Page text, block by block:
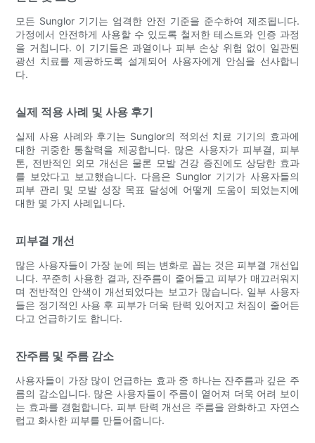
모든 Sunglor 기기는 엄격한 안전 기준을 준수하여 제조됩니다.
가정에서 안전하게 사용할 수 있도록 철저한 테스트와 인증 과정
을 거칩니다. 이 기기들은 과열이나 피부 손상 위험 없이 일관된
광선 치료를 제공하도록 설계되어 사용자에게 안심을 선사합니
다.
실제 적용 사례 및 사용 후기
실제 사용 사례와 후기는 Sunglor의 적외선 치료 기기의 효과에
대한 귀중한 통찰력을 제공합니다. 많은 사용자가 피부결, 피부
톤, 전반적인 외모 개선은 물론 모발 건강 증진에도 상당한 효과
를 보았다고 보고했습니다. 다음은 Sunglor 기기가 사용자들의
피부 관리 및 모발 성장 목표 달성에 어떻게 도움이 되었는지에
대한 몇 가지 사례입니다.
피부결 개선
많은 사용자들이 가장 눈에 띄는 변화로 꼽는 것은 피부결 개선입
니다. 꾸준히 사용한 결과, 잔주름이 줄어들고 피부가 매끄러워지
며 전반적인 안색이 개선되었다는 보고가 많습니다. 일부 사용자
들은 정기적인 사용 후 피부가 더욱 탄력 있어지고 처짐이 줄어든
다고 언급하기도 합니다.
잔주름 및 주름 감소
사용자들이 가장 많이 언급하는 효과 중 하나는 잔주름과 깊은 주
름의 감소입니다. 많은 사용자들이 주름이 옅어져 더욱 어려 보이
는 효과를 경험합니다. 피부 탄력 개선은 주름을 완화하고 자연스
럽고 화사한 피부를 만들어줍니다.